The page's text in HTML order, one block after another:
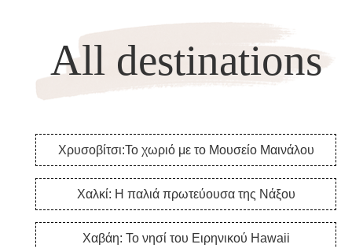
All destinations
Χρυσοβίτσι:Το χωριό με το Μουσείο Μαινάλου
Χαλκί: Η παλιά πρωτεύουσα της Νάξου
Χαβάη: Το νησί του Ειρηνικού Hawaii